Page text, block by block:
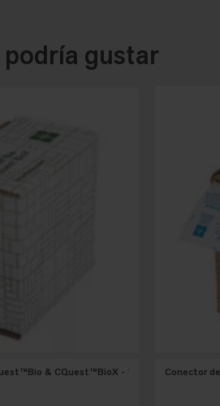
gustar
& CQuest™BioX - 1 Roll of 500Conector